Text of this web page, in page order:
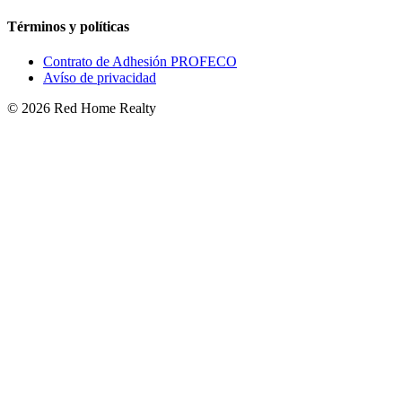
Términos y políticas
Contrato de Adhesión PROFECO
Avíso de privacidad
© 2026 Red Home Realty